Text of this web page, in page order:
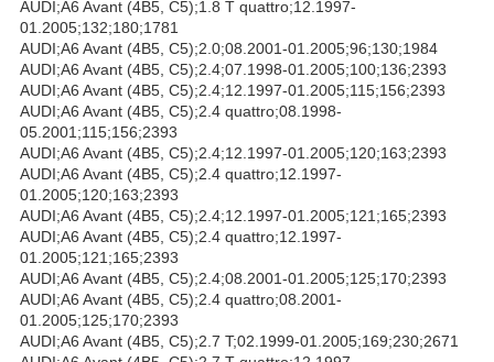
AUDI;A6 Avant (4B5, C5);1.8 T quattro;12.1997-
01.2005;132;180;1781
AUDI;A6 Avant (4B5, C5);2.0;08.2001-01.2005;96;130;1984
AUDI;A6 Avant (4B5, C5);2.4;07.1998-01.2005;100;136;2393
AUDI;A6 Avant (4B5, C5);2.4;12.1997-01.2005;115;156;2393
AUDI;A6 Avant (4B5, C5);2.4 quattro;08.1998-
05.2001;115;156;2393
AUDI;A6 Avant (4B5, C5);2.4;12.1997-01.2005;120;163;2393
AUDI;A6 Avant (4B5, C5);2.4 quattro;12.1997-
01.2005;120;163;2393
AUDI;A6 Avant (4B5, C5);2.4;12.1997-01.2005;121;165;2393
AUDI;A6 Avant (4B5, C5);2.4 quattro;12.1997-
01.2005;121;165;2393
AUDI;A6 Avant (4B5, C5);2.4;08.2001-01.2005;125;170;2393
AUDI;A6 Avant (4B5, C5);2.4 quattro;08.2001-
01.2005;125;170;2393
AUDI;A6 Avant (4B5, C5);2.7 T;02.1999-01.2005;169;230;2671